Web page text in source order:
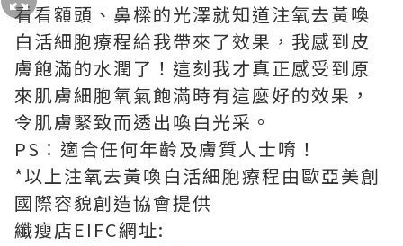
看看額頭、鼻樑的光澤就知道注氧去黃喚
白活細胞療程給我帶來了效果，我感到皮
膚飽滿的水潤了！這刻我才真正感受到原
來肌膚細胞氧氣飽滿時有這麼好的效果，
令肌膚緊致而透出喚白光采。
PS：適合任何年齡及膚質人士唷！
*以上注氧去黃喚白活細胞療程由歐亞美創
國際容貌創造協會提供
纖瘦店EIFC網址: